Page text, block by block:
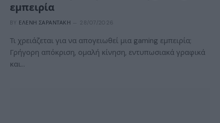
εμπειρία
BY ΕΛΈΝΗ ΣΑΡΑΝΤΆΚΗ 28/07/2026
Τι χρειάζεται για να απογειωθεί μια gaming εμπειρία;
Γρήγορη απόκριση, ομαλή κίνηση, εντυπωσιακά γραφικά
και…